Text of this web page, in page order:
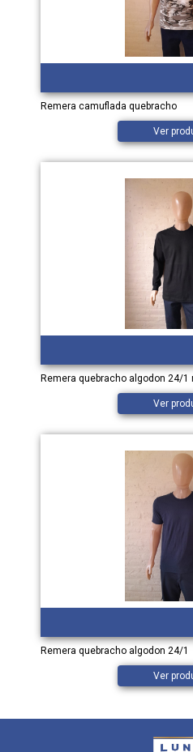
Remera camuflada quebracho
Ver
Remera quebracho algodon 24/1
Ver
Remera quebracho algodon 24/1
Ver